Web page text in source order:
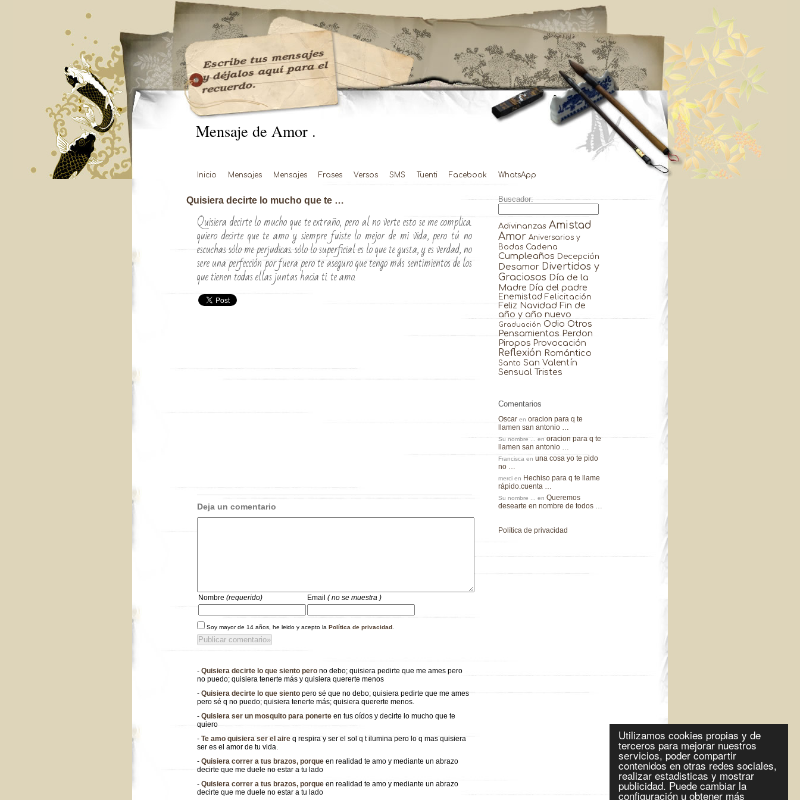
Utilizamos cookies propias y de
terceros para mejorar nuestros
servicios, poder compartir
contenidos en otras redes sociales,
realizar estadisticas y mostrar
publicidad. Puede cambiar la
configuración u obtener más
Mensaje de Amor .
Inicio Mensajes Mensajes Frases Versos SMS Tuenti Facebook WhatsApp
Quisiera decirte lo mucho que te …
Quisiera decirte lo mucho que te extraño, pero al no verte esto se me complica.
quiero decirte que te amo y siempre fuiste lo mejor de mi vida, pero tú no
escuchas sólo me perjudicas. sólo lo superficial es lo que te gusta, y es verdad, no
sere una perfección por fuera pero te aseguro que tengo más sentimientos de los
que tienen todas ellas juntas hacia ti. te amo.
Deja un comentario
Nombre (requerido) Email ( no se muestra )
Soy mayor de 14 años, he leido y acepto la Política de privacidad
- Quisiera decirte lo que siento pero no debo; quisiera pedirte que me ames pero
no puedo; quisiera tenerte más y quisiera quererte menos
- Quisiera decirte lo que siento pero sé que no debo; quisiera pedirte que me ames
pero sé q no puedo; quisiera tenerte más; quisiera quererte menos.
- Quisiera ser un mosquito para ponerte en tus oídos y decirte lo mucho que te
quiero
- Te amo quisiera ser el aire q respira y ser el sol q t ilumina pero lo q mas quisiera
ser es el amor de tu vida.
- Quisiera correr a tus brazos, porque en realidad te amo y mediante un abrazo
decirte que me duele no estar a tu lado
- Quisiera correr a tus brazos, porque en realidad te amo y mediante un abrazo
decirte que me duele no estar a tu lado
Buscador:
Adivinanzas Amistad
Amor Aniversarios y
Bodas Cadena
Cumpleaños Decepción
Desamor Divertidos y
Graciosos Día de la
Madre Día del padre
Enemistad Felicitación
Feliz Navidad Fin de
año y año nuevo
Graduación Odio Otros
Pensamientos Perdon
Piropos Provocación
Reflexión Romántico
Santo San Valentín
Sensual Tristes
Comentarios
Oscar en oracion para q te
llamen san antonio …
Su nombre ...
enoracion para q te
llamen san antonio …
Francisca en una cosa yo te pido
no …
merci en Hechiso para q te llame
rápido.cuenta …
Su nombre ...
en Queremos
desearte en nombre de todos …
Política de privacidad